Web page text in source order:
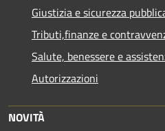
Giustizia e sicurezza
Tributi,finanze e
Salute, benessere e
Autorizzazioni
NOVITÀ